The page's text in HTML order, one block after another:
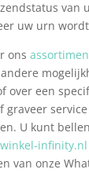
van
uw urn
ons
over een
graveer
U kunt
infinity.nl
van onze